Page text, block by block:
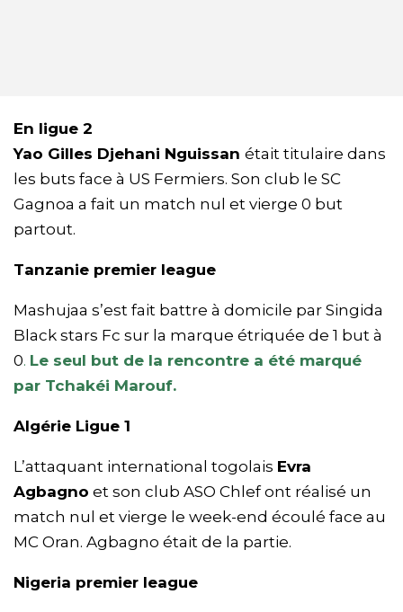
En ligue 2
Yao Gilles Djehani Nguissan était titulaire dans
les buts face à US Fermiers. Son club le SC
Gagnoa a fait un match nul et vierge 0 but
partout.
Tanzanie premier league
Mashujaa s’est fait battre à domicile par Singida
Black stars Fc sur la marque étriquée de 1 but à
0. Le seul but de la rencontre a été marqué
par Tchakéi Marouf.
Algérie Ligue 1
L’attaquant international togolais Evra
Agbagno et son club ASO Chlef ont réalisé un
match nul et vierge le week-end écoulé face au
MC Oran. Agbagno était de la partie.
Nigeria premier league